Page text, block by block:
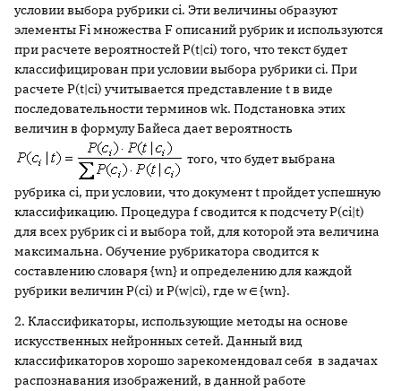
условии выбора рубрики ci. Эти величины образуют
элементы Fi множества F описаний рубрик и используются
при расчете вероятностей P(t|ci) того, что текст будет
классифицирован при условии выбора рубрики ci. При
расчете P(t|ci) учитывается представление t в виде
последовательности терминов wk. Подстановка этих
величин в формулу Байеса дает вероятность
того, что будет выбрана
рубрика ci, при условии, что документ t пройдет успешную
классификацию. Процедура f сводится к подсчету P(ci|t)
для всех рубрик ci и выбора той, для которой эта величина
максимальна. Обучение рубрикатора сводится к
составлению словаря {wn} и определению для каждой
рубрики величин P(ci) и P(w|ci), где w
{wn}.
2. Классификаторы, использующие методы на основе
искусственных нейронных сетей. Данный вид
классификаторов хорошо зарекомендовал себя в задачах
распознавания изображений, в данной работе